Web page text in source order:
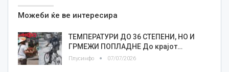
Можеби ќе ве интересира
ТЕМПЕРАТУРИ ДО 36 СТЕПЕНИ, НО И
ГРМЕЖИ ПОПЛАДНЕ До крајот…
Плусинфо 07/07/2026